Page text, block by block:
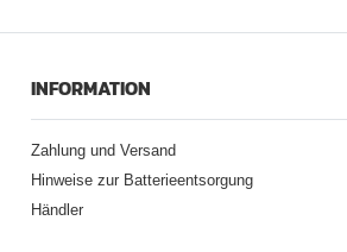
INFORMATION
Zahlung und Versand
Hinweise zur Batterieentsorgung
Händler